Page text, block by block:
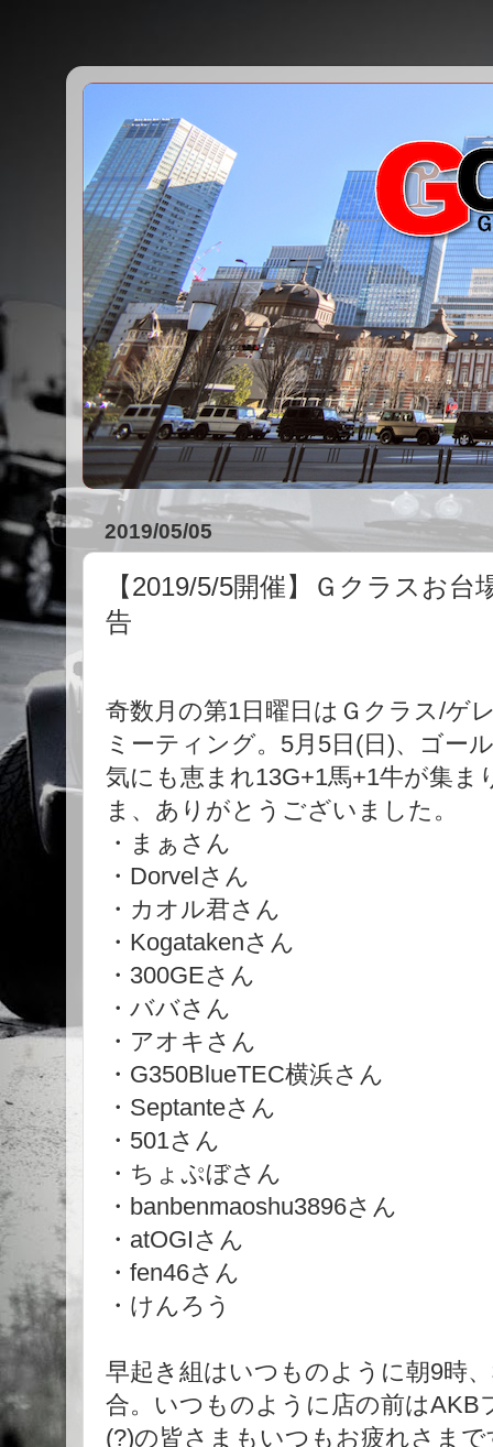
2019/05/05
【2019/5/5開催】Ｇクラスお
告
奇数月の第1日曜日はＧクラス/ゲ
ミーティング。5月5日(日)、ゴー
気にも恵まれ13G+1馬+1牛が集
ま、ありがとうございました。
・まぁさん
・Dorvelさん
・カオル君さん
・Kogatakenさん
・300GEさん
・ババさん
・アオキさん
・G350BlueTEC横浜さん
・Septanteさん
・501さん
・ちょぷぼさん
・banbenmaoshu3896さん
・atOGIさん
・fen46さん
・けんろう
早起き組はいつものように朝9時
合。いつものように店の前はAKB
(?)の皆さまもいつもお疲れさまで